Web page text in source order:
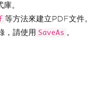
。
等方法來建立PDF文件。
，請使用 SaveAs 。